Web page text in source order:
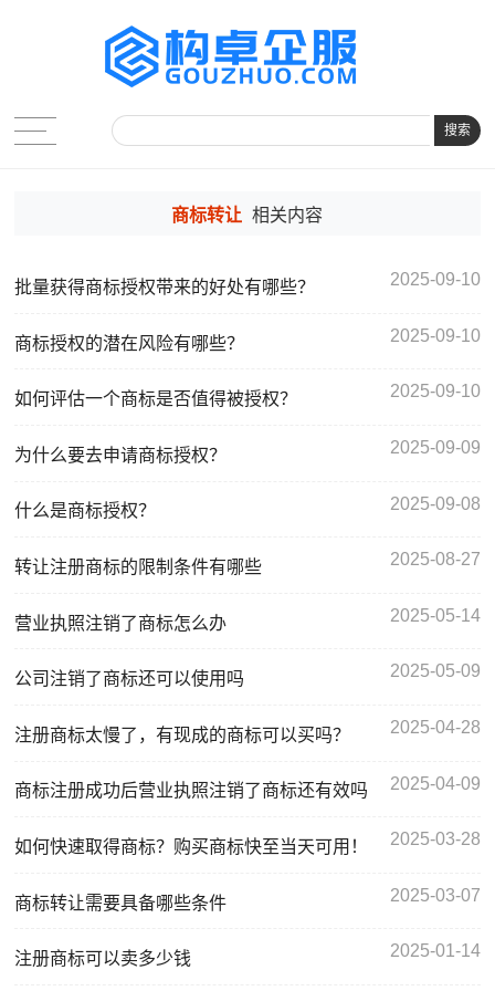
搜索
商标转让 相关内容
批量获得商标授权带来的好处有哪些？ 2025-09-10
商标授权的潜在风险有哪些？ 2025-09-10
如何评估一个商标是否值得被授权？ 2025-09-10
为什么要去申请商标授权？ 2025-09-09
什么是商标授权？ 2025-09-08
转让注册商标的限制条件有哪些 2025-08-27
营业执照注销了商标怎么办 2025-05-14
公司注销了商标还可以使用吗 2025-05-09
注册商标太慢了，有现成的商标可以买吗？ 2025-04-28
商标注册成功后营业执照注销了商标还有效吗 2025-04-09
如何快速取得商标？购买商标快至当天可用！ 2025-03-28
商标转让需要具备哪些条件 2025-03-07
注册商标可以卖多少钱 2025-01-14